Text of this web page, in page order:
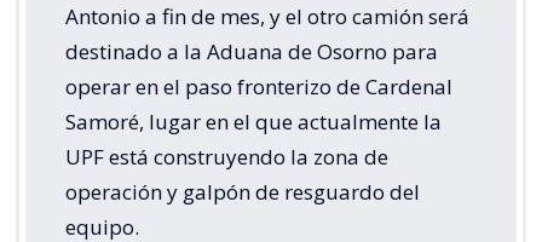
Antonio a fin de mes, y el otro camión será
destinado a la Aduana de Osorno para
operar en el paso fronterizo de Cardenal
Samoré, lugar en el que actualmente la
UPF está construyendo la zona de
operación y galpón de resguardo del
equipo.